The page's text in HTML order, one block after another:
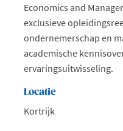
Economics and
exclusieve
ondernemerschap en
academische
ervaringsuitwisseling.
Locatie
Kortrijk